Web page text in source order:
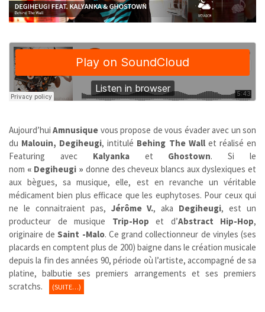
Aujourd’huiAmnusique vous propose de vous évader avec un son
du Malouin, Degiheugi, intitulé Behing The Wallet réalisé en
Featuring avec Kalyankaet Ghostown.
Si le
nom « Degiheugi » donne des cheveux blancs aux dyslexiques et
aux bègues, sa musique, elle, est en revanche un véritable
médicament bien plus efficace que les euphytoses. Pour ceux qui
ne le connaitraient pas, Jérôme V., aka Degiheugi, est un
producteur de musique Trip-Hop et d’Abstract Hip-Hop,
originaire deSaint -Malo. Ce grand collectionneur de vinyles (ses
placards en comptent plus de 200) baigne dans le création musicale
depuis la fin des années 90, période où l’artiste, accompagné de sa
platine, balbutie ses premiers arrangements et ses premiers
scratchs.
(SUITE…)